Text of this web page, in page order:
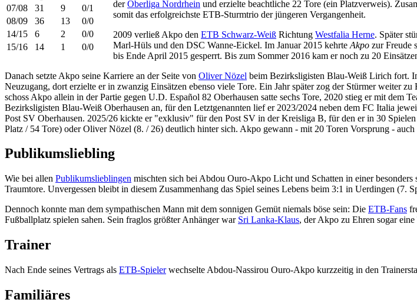
07/08
31 9
0/1
08/09
36 13
0/0
14/15
6 2
0/0
15/16
14 1 0/0
derOberliga Nordrhein und erzielte beachtliche 22 Tore (ein Platzverweis).
somit das erfolgreichste ETB-Sturmtrio der jüngeren Vergangenheit.
2009 verließ Akpo den ETB Schwarz-Weiß Richtung Westfalia Herne. Später
Marl-Hüls und den DSC Wanne-Eickel. Im Januar 2015 kehrte Akpo zur Freude
bis Ende April 2015 gesperrt. Bis zum Sommer 2016 kam er noch zu 20
Danach setzte Akpo seine Karriere an der Seite von Oliver Nözel beim Bezirksligisten Blau-Weiß Lirich fort.
Neuzugang, dort erzielte er in zwanzig Einsätzen ebenso viele Tore. Ein Jahr später zog der Stürmer weiter
schoss Akpo allein in der Partie gegen U.D. Español 82 Oberhausen satte sechs Tore, 2020 stieg er mit
Bezirksligisten Blau-Weiß Oberhausen an, für den Letztgenannten lief er 2023/2024 neben dem FC Italia
Post SV Oberhausen. 2025/26 kickte er "exklusiv" für den Post SV in der Kreisliga B, für den er in 30
Platz / 54 Tore) oder Oliver Nözel (8. / 26) deutlich hinter sich. Akpo gewann - mit 20 Toren Vorsprung - auch
Publikumsliebling
Wie bei allen Publikumslieblingen mischten sich bei Abdou Ouro-Akpo Licht und Schatten in einer
Traumtore. Unvergessen bleibt in diesem Zusammenhang das Spiel seines Lebens beim 3:1 in Uerdingen
Dennoch konnte man dem sympathischen Mann mit dem sonnigen Gemüt niemals böse sein: Die ETB-Fans
Fußballplatz spielen sahen. Sein fraglos größter Anhänger war Sri Lanka-Klaus, der Akpo zu Ehren sogar
Trainer
Nach Ende seines Vertrags als ETB-Spielerwechselte Abdou-Nassirou Ouro-Akpo kurzzeitig in den
Familiäres